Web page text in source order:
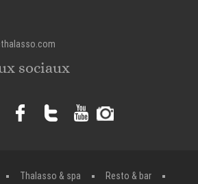
sociaux
Thalasso & spa Resto & bar